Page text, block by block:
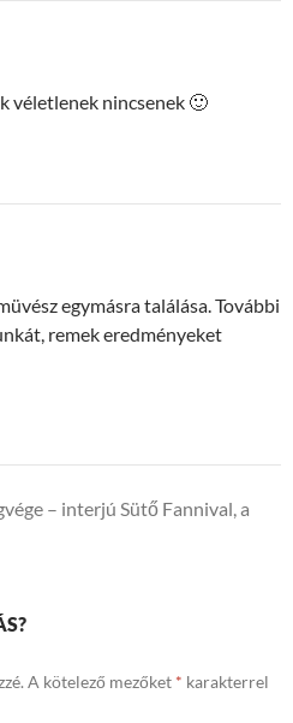
véletlenek nincsenek 🙂
egymásra találása. További
remek eredményeket
– interjú Sütő Fannival, a
A kötelező mezőket * karakterrel